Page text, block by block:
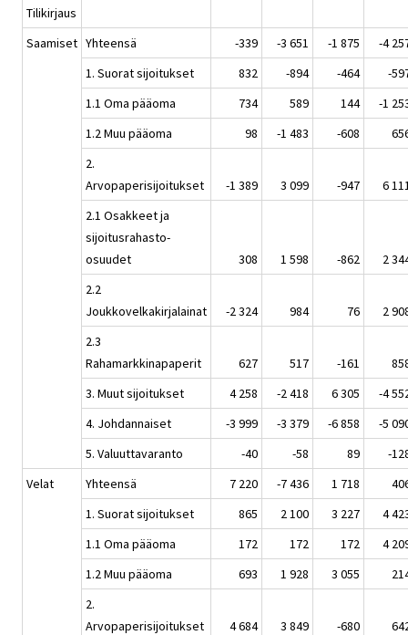
Tilikirjaus
Saamiset Yhteensä -339 -3 651 -1 875
-4
1. Suorat sijoitukset
832 -894 -464
-
1.1 Oma pääoma
734 589 144
-1
1.2 Muu pääoma
98 -1 483 -608
2.
Arvopaperisijoitukset
-1 389 3 099 -947
6
2.1 Osakkeet ja
sijoitusrahasto-
osuudet
308 1 598 -862
2
2.2
Joukkovelkakirjalainat
-2 324 984 76
2
2.3
Rahamarkkinapaperit
627 517 -161
3. Muut sijoitukset
4 258 -2 418 6 305
-4
4. Johdannaiset
-3 999 -3 379 -6 858
-5
5. Valuuttavaranto
-40 -58 89
-
Velat
Yhteensä 7 220 -7 436 1 718
1. Suorat sijoitukset
865 2 100 3 227
4
1.1 Oma pääoma
172 172 172
4
1.2 Muu pääoma
693 1 928 3 055
2.
Arvopaperisijoitukset
4 684 3 849 -680